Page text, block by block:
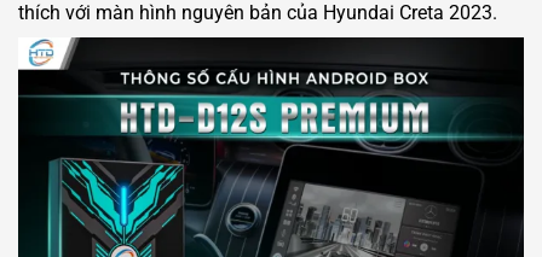
thích với màn hình nguyên bản của Hyundai Creta 2023.